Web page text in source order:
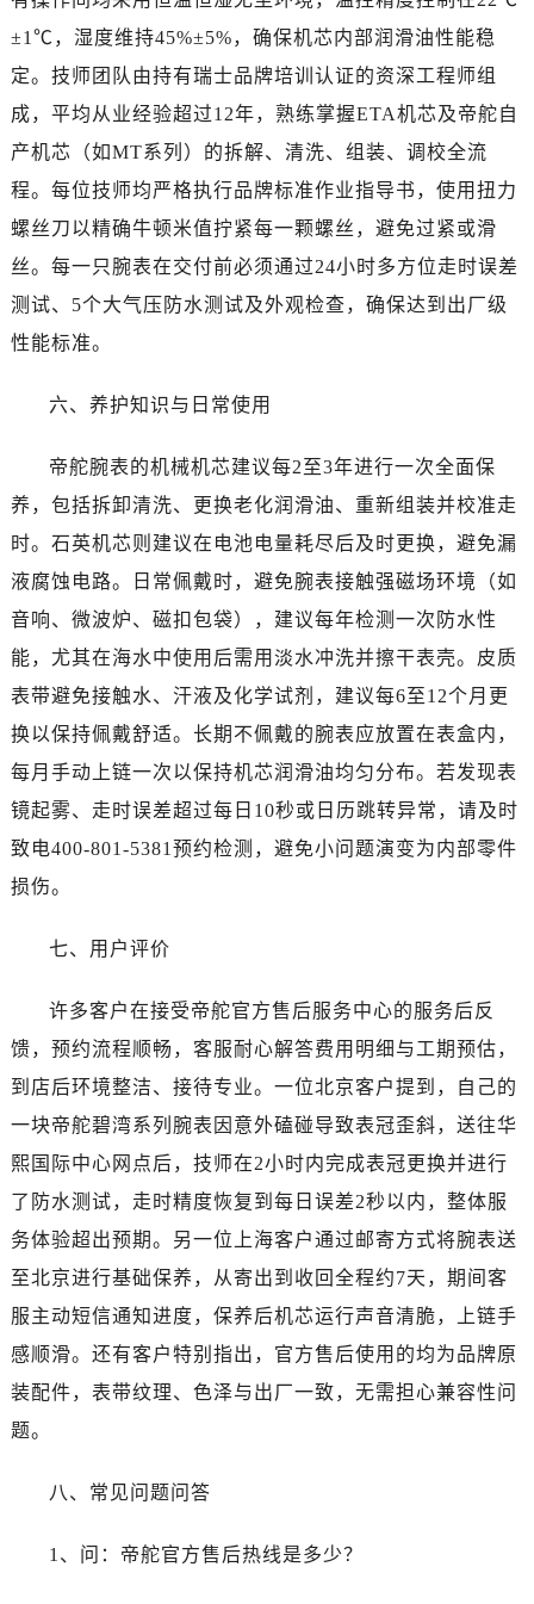
±1℃，湿度维持45%±5%，确保机芯内部润滑油性能稳
定。技师团队由持有瑞士品牌培训认证的资深工程师组
成，平均从业经验超过12年，熟练掌握ETA机芯及帝舵自
产机芯（如MT系列）的拆解、清洗、组装、调校全流
程。每位技师均严格执行品牌标准作业指导书，使用扭力
螺丝刀以精确牛顿米值拧紧每一颗螺丝，避免过紧或滑
丝。每一只腕表在交付前必须通过24小时多方位走时误差
测试、5个大气压防水测试及外观检查，确保达到出厂级
性能标准。
六、养护知识与日常使用
帝舵腕表的机械机芯建议每2至3年进行一次全面保
养，包括拆卸清洗、更换老化润滑油、重新组装并校准走
时。石英机芯则建议在电池电量耗尽后及时更换，避免漏
液腐蚀电路。日常佩戴时，避免腕表接触强磁场环境（如
音响、微波炉、磁扣包袋），建议每年检测一次防水性
能，尤其在海水中使用后需用淡水冲洗并擦干表壳。皮质
表带避免接触水、汗液及化学试剂，建议每6至12个月更
换以保持佩戴舒适。长期不佩戴的腕表应放置在表盒内，
每月手动上链一次以保持机芯润滑油均匀分布。若发现表
镜起雾、走时误差超过每日10秒或日历跳转异常，请及时
致电400-801-5381预约检测，避免小问题演变为内部零件
损伤。
七、用户评价
许多客户在接受帝舵官方售后服务中心的服务后反
馈，预约流程顺畅，客服耐心解答费用明细与工期预估，
到店后环境整洁、接待专业。一位北京客户提到，自己的
一块帝舵碧湾系列腕表因意外磕碰导致表冠歪斜，送往华
熙国际中心网点后，技师在2小时内完成表冠更换并进行
了防水测试，走时精度恢复到每日误差2秒以内，整体服
务体验超出预期。另一位上海客户通过邮寄方式将腕表送
至北京进行基础保养，从寄出到收回全程约7天，期间客
服主动短信通知进度，保养后机芯运行声音清脆，上链手
感顺滑。还有客户特别指出，官方售后使用的均为品牌原
装配件，表带纹理、色泽与出厂一致，无需担心兼容性问
题。
八、常见问题问答
1、问：帝舵官方售后热线是多少？